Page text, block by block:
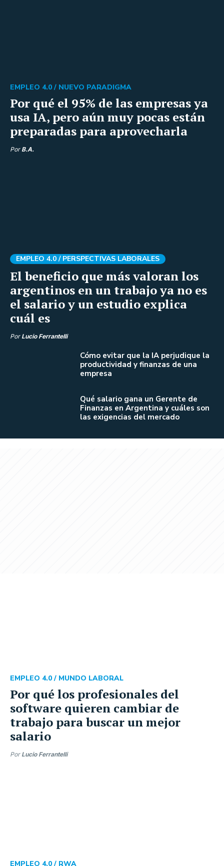
Por qué el 95% de las empresas ya
usa IA, pero aún muy pocas están
preparadas para aprovecharla
EMPLEO 4.0 / NUEVO PARADIGMA
Por B.A.
El beneficio que más valoran los
argentinos en un trabajo ya no es
el salario y un estudio explica
cuál es
EMPLEO 4.0 / PERSPECTIVAS LABORALES
Por Lucio Ferrantelli
Cómo evitar que la IA perjudique la
productividad y finanzas de una
empresa
Qué salario gana un Gerente de
Finanzas en Argentina y cuáles son
las exigencias del mercado
Por qué los profesionales del
software quieren cambiar de
trabajo para buscar un mejor
salario
EMPLEO 4.0 / MUNDO LABORAL
Por Lucio Ferrantelli
EMPLEO 4.0 / RWA